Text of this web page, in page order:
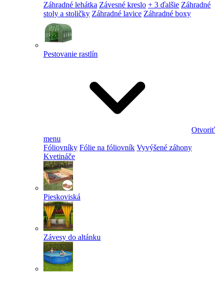
Záhradné lehátka Závesné kreslo + 3 ďalšie Záhradné
stoly a stoličky Záhradné lavice Záhradné boxy
Pestovanie rastlín
Otvoriť
menu
Fóliovníky Fólie na fóliovník Vyvýšené záhony
Kvetináče
Pieskoviská
Závesy do altánku